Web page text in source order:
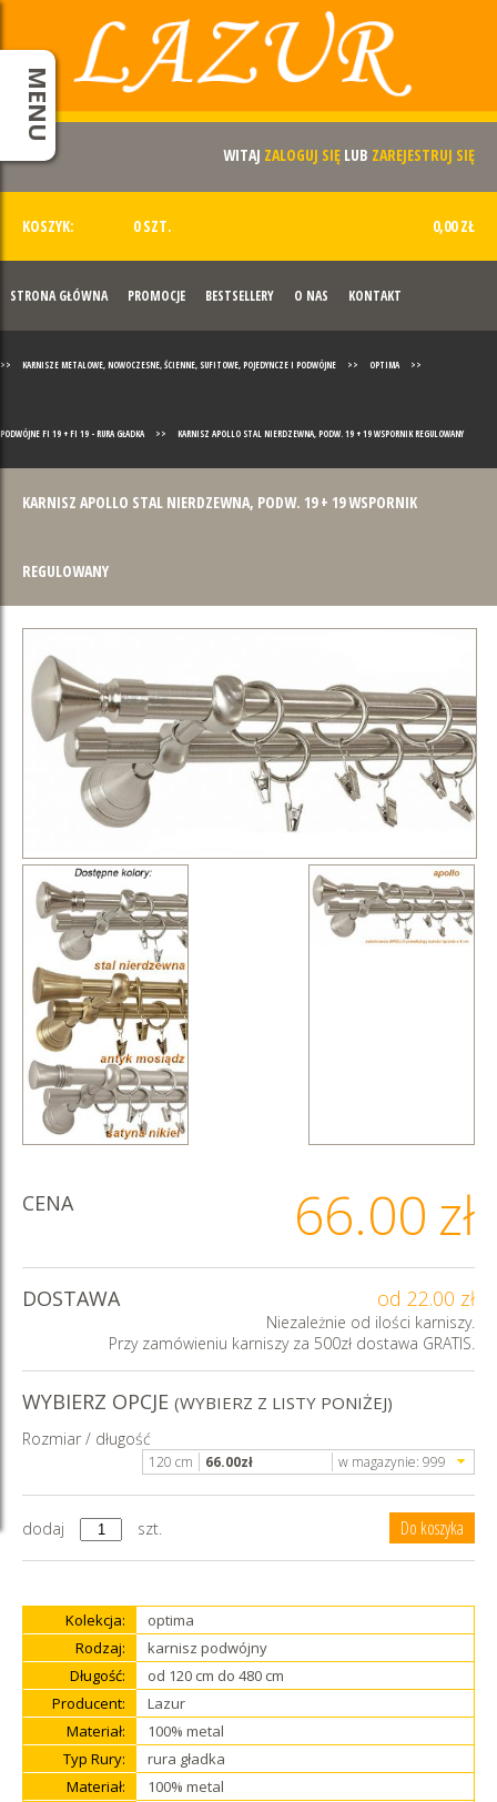
WITAJ ZALOGUJ SIĘ LUB ZAREJESTRUJ SIĘ
KOSZYK: 0 SZT. 0,00 ZŁ
STRONA GŁÓWNA PROMOCJE BESTSELLERY O NAS KONTAKT
MENU
>> KARNISZE METALOWE, NOWOCZESNE, ŚCIENNE, SUFITOWE, POJEDYNCZE I PODWÓJNE >> OPTIMA >>
PODWÓJNE FI 19 + FI 19 - RURA GŁADKA >> KARNISZ APOLLO STAL NIERDZEWNA, PODW. 19 + 19 WSPORNIK REGULOWANY
KARNISZ APOLLO STAL NIERDZEWNA, PODW. 19 + 19 WSPORNIK
REGULOWANY
CENA 66.00 zł
DOSTAWA od 22.00 zł
Niezależnie od ilości karniszy.
Przy zamówieniu karniszy za 500zł dostawa GRATIS.
WYBIERZ OPCJE (WYBIERZ Z LISTY PONIŻEJ)
Rozmiar / długość
120 cm 66.00zł w magazynie: 999
dodaj szt.
Kolekcja:
optima
Rodzaj:
karnisz podwójny
Długość:
od 120 cm do 480 cm
Producent:
Lazur
Materiał:
100% metal
Typ Rury:
rura gładka
Materiał:
100% metal